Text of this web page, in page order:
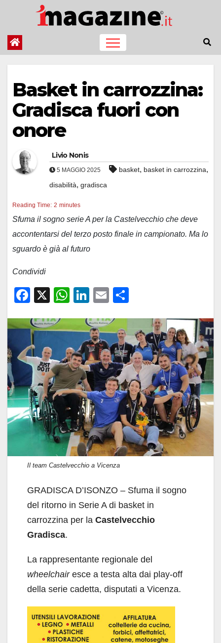
contenuto
Basket in carrozzina:
Gradisca fuori con
onore
Livio Nonis
5 MAGGIO 2025 basket, basket in carrozzina,
disabilità, gradisca
Reading Time: 2 minutes
Sfuma il sogno serie A per la Castelvecchio che deve
accontentarsi del terzo posto finale in campionato. Ma lo
sguardo è già al futuro
Condividi
F
c
e
b
o
o
k
X
W
at
s
A
p
p
Li
k
e
dI
n
E
ail
n
di
vi
di
Il team Castelvecchio a Vicenza
GRADISCA D’ISONZO – Sfuma il sogno
del ritorno in Serie A di basket in
carrozzina per la Castelvecchio
Gradisca.
La rappresentante regionale del
wheelchairesce a testa alta dai play-off
della serie cadetta, disputati a Vicenza.